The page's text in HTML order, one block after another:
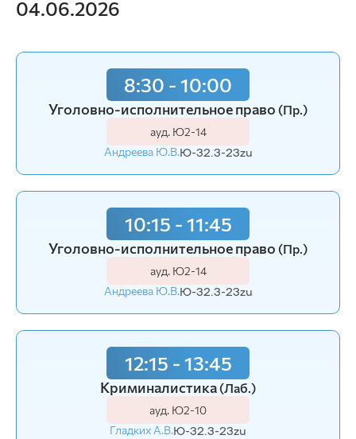
04.06.2026
8:30 - 10:00
Уголовно-исполнительное право (Пр.)
ауд. Ю2-14
Андреева Ю.В.Ю-32.3-23zu
10:15 - 11:45
Уголовно-исполнительное право (Пр.)
ауд. Ю2-14
Андреева Ю.В.Ю-32.3-23zu
12:15 - 13:45
Криминалистика(Лаб.)
ауд. Ю2-10
Гладких А.В.Ю-32.3-23zu